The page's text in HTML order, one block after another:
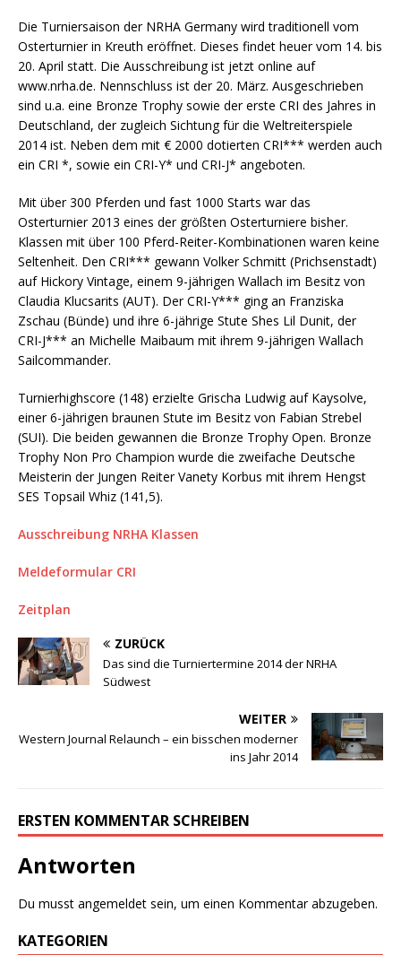
Die Turniersaison der NRHA Germany wird traditionell vom
Osterturnier in Kreuth eröffnet. Dieses findet heuer vom 14. bis
20. April statt. Die Ausschreibung ist jetzt online auf
www.nrha.de. Nennschluss ist der 20. März. Ausgeschrieben
sind u.a. eine Bronze Trophy sowie der erste CRI des Jahres in
Deutschland, der zugleich Sichtung für die Weltreiterspiele
2014 ist. Neben dem mit € 2000 dotierten CRI*** werden auch
ein CRI *, sowie ein CRI-Y* und CRI-J* angeboten.
Mit über 300 Pferden und fast 1000 Starts war das
Osterturnier 2013 eines der größten Osterturniere bisher.
Klassen mit über 100 Pferd-Reiter-Kombinationen waren keine
Seltenheit. Den CRI*** gewann Volker Schmitt (Prichsenstadt)
auf Hickory Vintage, einem 9-jährigen Wallach im Besitz von
Claudia Klucsarits (AUT). Der CRI-Y*** ging an Franziska
Zschau (Bünde) und ihre 6-jährige Stute Shes Lil Dunit, der
CRI-J*** an Michelle Maibaum mit ihrem 9-jährigen Wallach
Sailcommander.
Turnierhighscore (148) erzielte Grischa Ludwig auf Kaysolve,
einer 6-jährigen braunen Stute im Besitz von Fabian Strebel
(SUI). Die beiden gewannen die Bronze Trophy Open. Bronze
Trophy Non Pro Champion wurde die zweifache Deutsche
Meisterin der Jungen Reiter Vanety Korbus mit ihrem Hengst
SES Topsail Whiz (141,5).
Ausschreibung NRHA Klassen
Meldeformular CRI
Zeitplan
ZURÜCK
Das sind die Turniertermine 2014 der NRHA
Südwest
WEITER
Western Journal Relaunch – ein bisschen moderner
ins Jahr 2014
ERSTEN KOMMENTAR SCHREIBEN
Antworten
Du musst angemeldet sein, um einen Kommentar abzugeben.
KATEGORIEN